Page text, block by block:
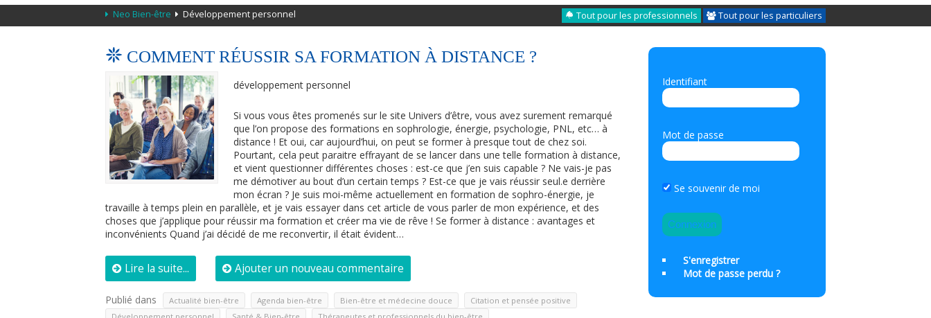
Neo Bien-être Développement personnel Tout pour les professionnels Tout pour les particuliers
COMMENT RÉUSSIR SA FORMATION À DISTANCE ?
développement personnel
Si vous vous êtes promenés sur le site Univers d’être, vous avez surement remarqué
que l’on propose des formations en sophrologie, énergie, psychologie, PNL, etc… à
distance ! Et oui, car aujourd’hui, on peut se former à presque tout de chez soi.
Pourtant, cela peut paraitre effrayant de se lancer dans une telle formation à distance,
et vient questionner différentes choses : est-ce que j’en suis capable ? Ne vais-je pas
me démotiver au bout d’un certain temps ? Est-ce que je vais réussir seul.e derrière
mon écran ? Je suis moi-même actuellement en formation de sophro-énergie, je
travaille à temps plein en parallèle, et je vais essayer dans cet article de vous parler de mon expérience, et des
choses que j’applique pour réussir ma formation et créer ma vie de rêve ! Se former à distance : avantages et
inconvénients Quand j’ai décidé de me reconvertir, il était évident…
Lire la suite... Ajouter un nouveau commentaire
Publié dans Actualité bien-être Agenda bien-être Bien-être et médecine douce Citation et pensée positive
Identifiant
Mot de passe
Se souvenir de moi
S'enregistrer
Mot de passe perdu ?